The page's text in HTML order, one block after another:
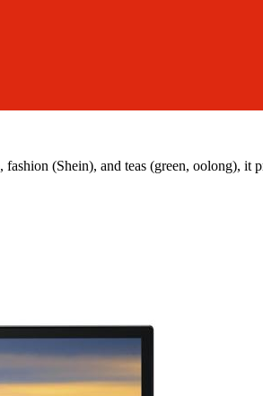
(Shein), and teas (green, oolong), it